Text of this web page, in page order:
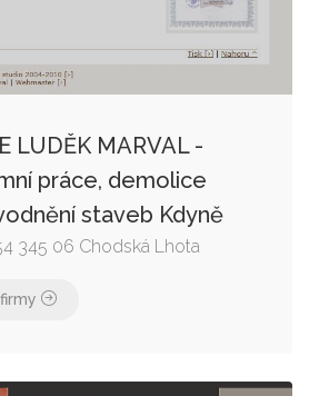
LUDĚK MARVAL -
práce, demolice
staveb Kdyně
345 06 Chodská Lhota